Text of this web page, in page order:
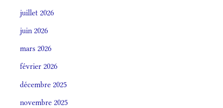
juillet 2026
juin 2026
mars 2026
février 2026
décembre 2025
novembre 2025